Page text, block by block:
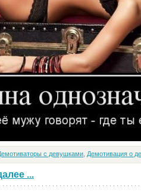
с девушками Демотивация о
...